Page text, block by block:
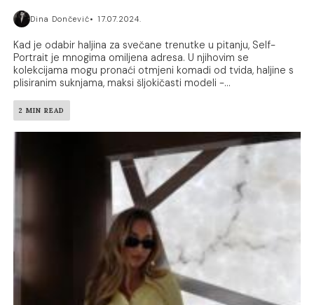
Dina Dončević 17.07.2024.
Kad je odabir haljina za svečane trenutke u pitanju, Self-
Portrait je mnogima omiljena adresa. U njihovim se
kolekcijama mogu pronaći otmjeni komadi od tvida, haljine s
plisiranim suknjama, maksi šljokičasti modeli -...
2 MIN READ